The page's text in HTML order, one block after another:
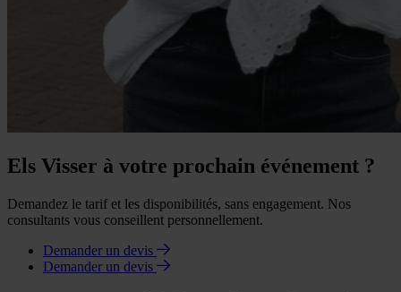
Els Visser à votre prochain événement ?
Demandez le tarif et les disponibilités, sans engagement. Nos
consultants vous conseillent personnellement.
Demander un devis
Demander un devis